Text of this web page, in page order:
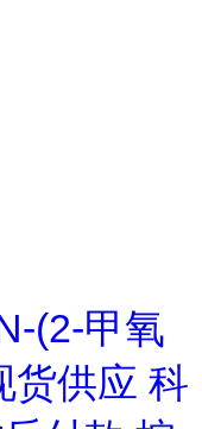
(2-甲氧
货供应 科